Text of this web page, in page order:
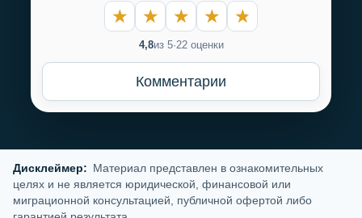
4,8из 5·22 оценки
Комментарии
Дисклеймер: Материал представлен в ознакомительных
целях и не является юридической, финансовой или
миграционной консультацией, публичной офертой либо